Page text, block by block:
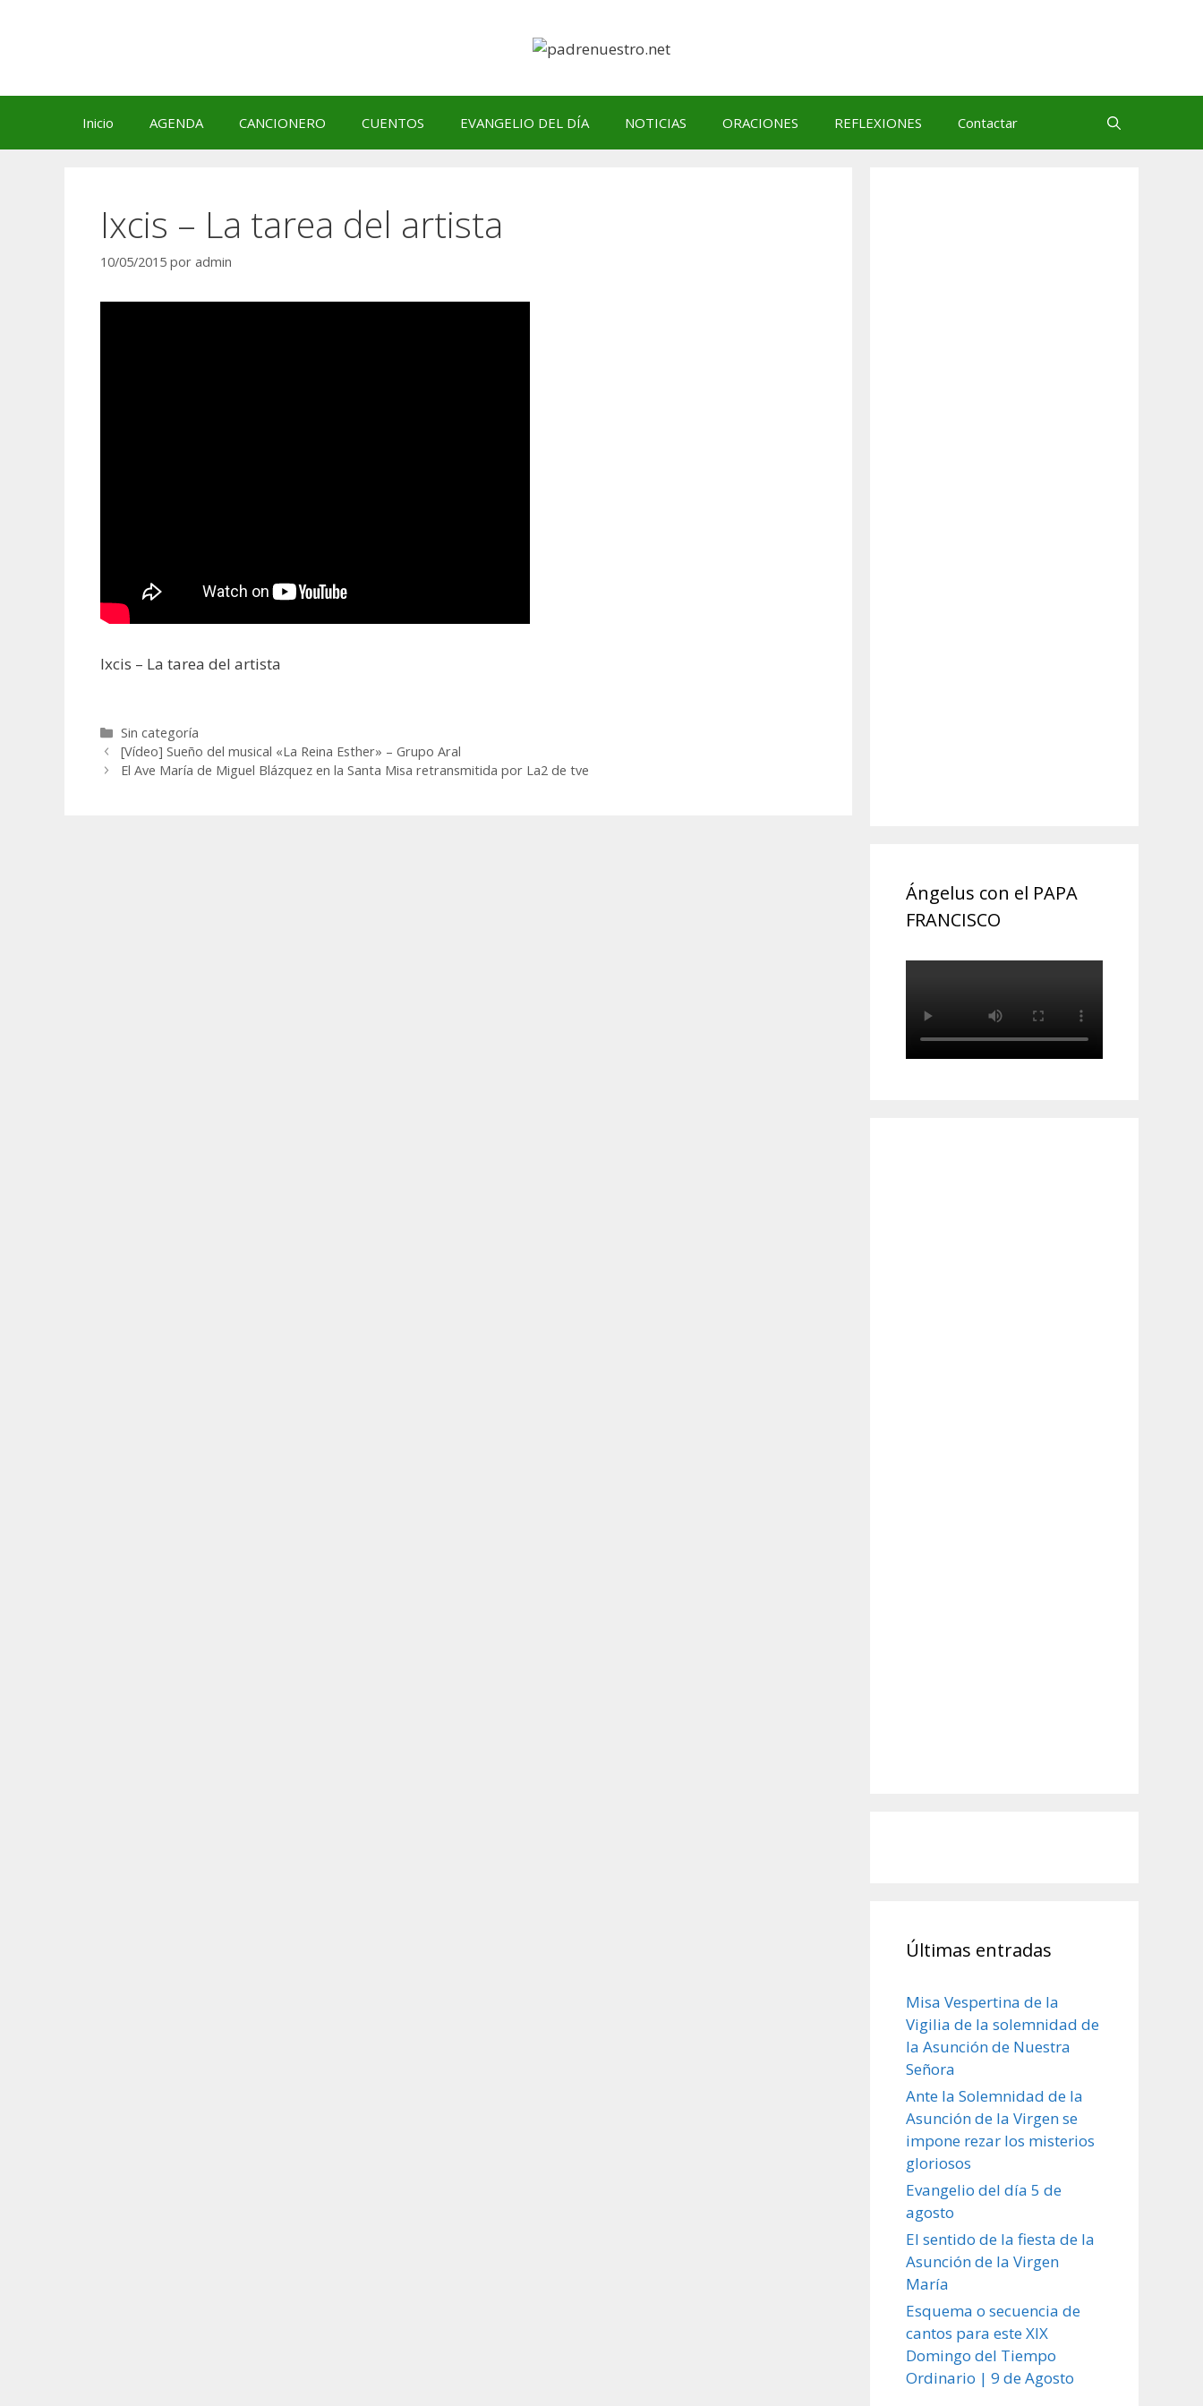
Inicio AGENDA CANCIONERO CUENTOS EVANGELIO DEL DÍA NOTICIAS ORACIONES REFLEXIONES Contactar
Ixcis – La tarea del artista
10/05/2015 por admin
Ixcis – La tarea del artista
Categorías
Sin categoría
[Vídeo] Sueño del musical «La Reina Esther» – Grupo Aral
El Ave María de Miguel Blázquez en la Santa Misa retransmitida por La2 de tve
Ángelus con el PAPA
FRANCISCO
Últimas entradas
Misa Vespertina de la
Vigilia de la solemnidad de
la Asunción de Nuestra
Señora
Ante la Solemnidad de la
Asunción de la Virgen se
impone rezar los misterios
gloriosos
Evangelio del día 5 de
agosto
El sentido de la fiesta de la
Asunción de la Virgen
María
Esquema o secuencia de
cantos para este XIX
Domingo del Tiempo
Ordinario | 9 de Agosto